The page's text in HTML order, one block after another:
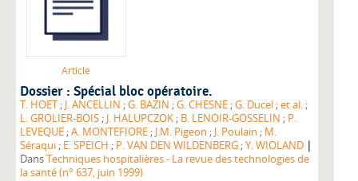
Article
Dossier : Spécial bloc opératoire.
T. HOET ; J. ANCELLIN ;G. BAZIN ;G. CHESNE ;G. Ducel ;et al. ;
L. GROLIER-BOIS ; J. HALUPCZOK ; B. LENOIR-GOSSELIN ; P.
LEVEQUE ;A. MONTEFIORE ; J.M. Pigeon ; J. Poulain ; M.
Séraqui ; E. SPEICH ; P. VAN DEN WILDENBERG ;Y. WIOLAND |
DansTechniques hospitalières - La revue des technologies de
la santé (n° 637, juin 1999)